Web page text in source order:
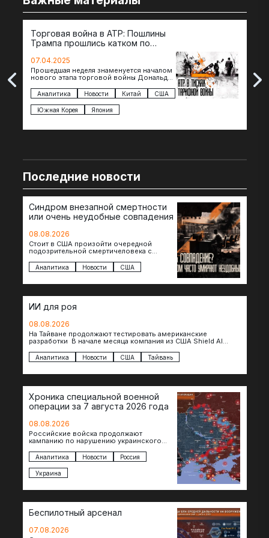
Торговая война в АТР: Пошлины
Трампа прошлись катком по
07.04.2025
Прошедшая неделя знаменуется началом
нового этапа торговой войны Дональда
импорта из более 100 стран…
Аналитика Новости Китай США
Южная Корея Япония
The
Последние новости
Синдром внезапной смертности
или очень неудобные совпадения
08.08.2026
Стоит в США произойти очередной
подозрительной смертичеловека с
как официальные версии снова
оказываются удивительно похожими:
Аналитика Новости США
ИИ для роя
08.08.2026
На Тайване продолжают тестировать американские
разработки В начале месяца компания из США Shield AI
Аналитика Новости США Тайвань
Хроника специальной военной
операции за 7 августа 2026 года
08.08.2026
Российские войска продолжают
кампанию по нарушению украинского
сегодня атакованы еще по меньшей мере
два…
Аналитика Новости Россия
Украина
Беспилотный арсенал
07.08.2026